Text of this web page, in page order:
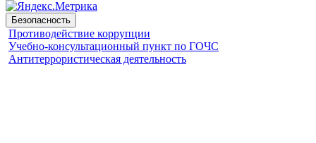
Безопасность
Противодействие коррупции
Учебно-консультационный пункт по ГОЧС
Антитеррористическая деятельность